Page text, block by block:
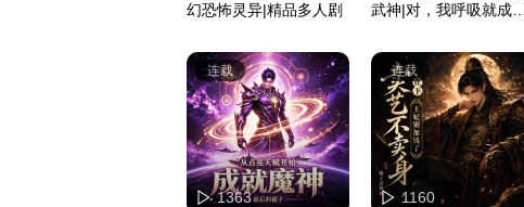
幻恐怖灵异|精品多人剧
武神|对，我呼吸就成圣|
连载
1363
连载
1160